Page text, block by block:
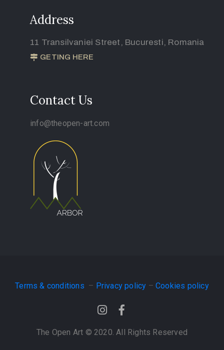
Address
11 Transilvaniei Street, Bucuresti, Romania
GETING HERE
Contact Us
info@theopen-art.com
Terms & conditions – Privacy policy –Cookies policy
The Open Art © 2020. All Rights Reserved